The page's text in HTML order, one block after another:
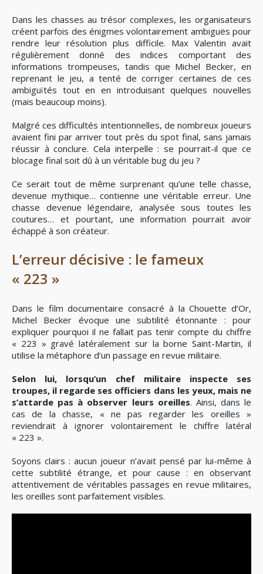
Dans les chasses au trésor complexes, les organisateurs
créent parfois des énigmes volontairement ambiguës pour
rendre leur résolution plus difficile. Max Valentin avait
régulièrement donné des indices comportant des
informations trompeuses, tandis que Michel Becker, en
reprenant le jeu, a tenté de corriger certaines de ces
ambiguïtés tout en en introduisant quelques nouvelles
(mais beaucoup moins).
Malgré ces difficultés intentionnelles, de nombreux joueurs
avaient fini par arriver tout près du spot final, sans jamais
réussir à conclure. Cela interpelle : se pourrait-il que ce
blocage final soit dû à un véritable bug du jeu ?
Ce serait tout de même surprenant qu’une telle chasse,
devenue mythique… contienne une véritable erreur. Une
chasse devenue légendaire, analysée sous toutes les
coutures… et pourtant, une information pourrait avoir
échappé à son créateur.
L’erreur décisive : le fameux
« 223 »
Dans le film documentaire consacré à la Chouette d’Or,
Michel Becker évoque une subtilité étonnante : pour
expliquer pourquoi il ne fallait pas tenir compte du chiffre
« 223 » gravé latéralement sur la borne Saint-Martin, il
utilise la métaphore d’un passage en revue militaire.
Selon lui, lorsqu’un chef militaire inspecte ses
troupes, il regarde ses officiers dans les yeux, mais ne
s’attarde pas à observer leurs oreilles. Ainsi, dans le
cas de la chasse, « ne pas regarder les oreilles »
reviendrait à ignorer volontairement le chiffre latéral
« 223 ».
Soyons clairs : aucun joueur n’avait pensé par lui-même à
cette subtilité étrange, et pour cause : en observant
attentivement de véritables passages en revue militaires,
les oreilles sont parfaitement visibles.